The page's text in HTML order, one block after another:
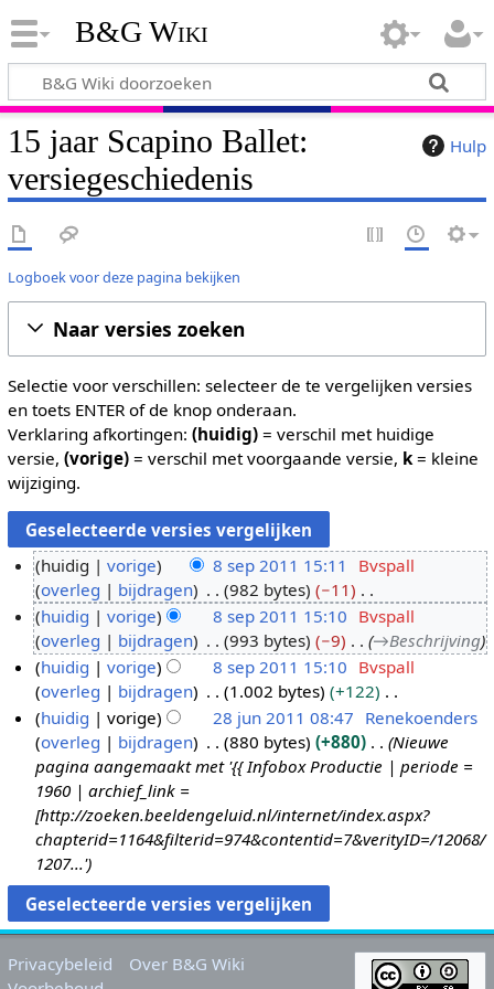
B&G Wiki
Hulp
15 jaar Scapino Ballet:
versiegeschiedenis
Logboek voor deze pagina bekijken
Naar versies zoeken
Selectie voor verschillen: selecteer de te vergelijken versies
en toets ENTER of de knop onderaan.
Verklaring afkortingen: (huidig)= verschil met huidige
versie, (vorige)= verschil met voorgaande versie, k= kleine
wijziging.
s
p
0
huidig vorige 8 sep 2011 15:11
Bvspall
overleg
bijdragen 982 bytes
−11
G
e
e
n
b
e
w
e
r
k
i
n
g
s
a
huidig vorige 8 sep 2011 15:10 Bvspall
overleg
bijdragen 993 bytes −9 →Beschrijving
huidig
vorige 8 sep 2011 15:10 Bvspall
overleg
bijdragen 1.002 bytes
+122
G
e
e
n
b
e
w
e
r
k
i
n
1
huidig vorige 28 jun 2011 08:47 Renekoenders
overleg
bijdragen 880 bytes +880
Nieuwe
pagina aangemaakt met '{{ Infobox Productie | periode =
1960 | archief_link =
[http://zoeken.beeldengeluid.nl/internet/index.aspx?
chapterid=1164&filterid=974&contentid=7&verityID=/12068/
1207...'
Privacybeleid
Over B&G Wiki